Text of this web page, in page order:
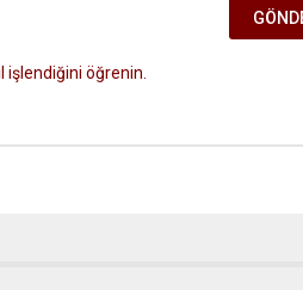
işlendiğini öğrenin.